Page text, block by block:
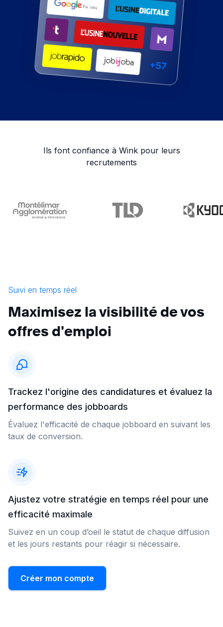
Ils font confiance à Wink pour leurs
recrutements
Suivi en temps réel
Maximisez la visibilité de vos
offres d'emploi
Trackez l'origine des candidatures et évaluez la
performance des jobboards
Évaluez l'efficacité de chaque jobboard en suivant les
taux de conversion.
Ajustez votre stratégie en temps réel pour une
efficacité maximale
Suivez en un coup d’oeil le statut de chaque diffusion
et les jours restants pour réagir si nécessaire.
Créer mon compte